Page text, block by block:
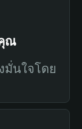
ณ
มั่นใจโดย